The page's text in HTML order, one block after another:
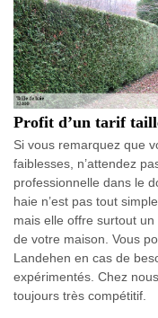
Profit d’un tarif
Si vous remarquez que
faiblesses, n’attendez
professionnelle dans le
haie n’est pas tout
mais elle offre surtout
de votre maison. Vous
Landehen en cas de
expérimentés. Chez
toujours très compétitif.